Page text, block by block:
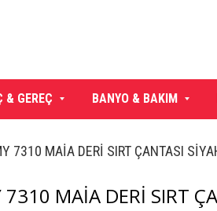
& GEREÇ BANYO & BAKIM
7310 MAİA DERİ SIRT ÇANTASI
7310 MAİA DERİ SIRT